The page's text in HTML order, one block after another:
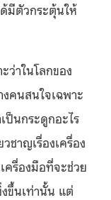
มีตัวกระตุ้นให้
ว่าในโลกของ
คนสนใจเฉพาะ
ป็นกระดูกอะไร
ชาญเรื่องเครื่อง
ครื่องมือที่จะช่วย
ขึ้นเท่านั้น แต่